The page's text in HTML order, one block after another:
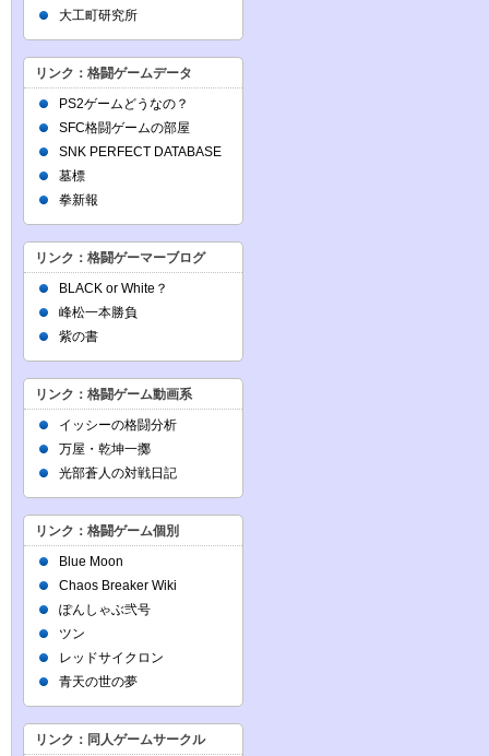
大工町研究所
リンク：格闘ゲームデータ
PS2ゲームどうなの？
SFC格闘ゲームの部屋
SNK PERFECT DATABASE
墓標
拳新報
リンク：格闘ゲーマーブログ
BLACK or White？
峰松一本勝負
紫の書
リンク：格闘ゲーム動画系
イッシーの格闘分析
万屋・乾坤一擲
光部蒼人の対戦日記
リンク：格闘ゲーム個別
Blue Moon
Chaos Breaker Wiki
ぽんしゃぶ弐号
ツン
レッドサイクロン
青天の世の夢
リンク：同人ゲームサークル